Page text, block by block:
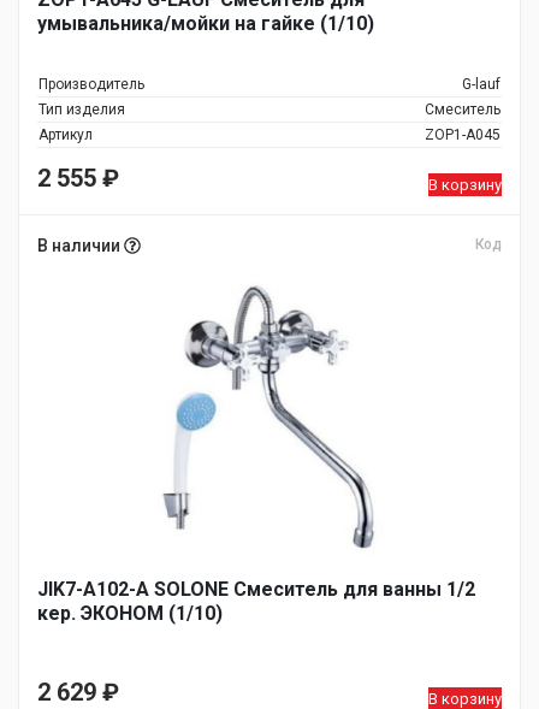
умывальника/мойки на гайке (1/10)
Производитель
G-lauf
Тип изделия
Смеситель
Артикул
ZOP1-A045
2 555 ₽ В корзину
В наличии Код
JIK7-A102-А SOLONE Смеситель для ванны 1/2
кер. ЭКОНОМ (1/10)
2 629 ₽ В корзину